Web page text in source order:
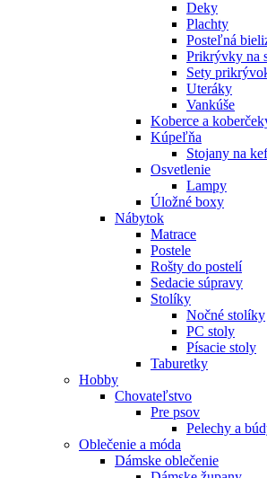
Deky
Plachty
Posteľná
Prikrývky na
Sety
Uteráky
Vankúše
Koberce a
Kúpeľňa
Stojany na
Osvetlenie
Lampy
Úložné boxy
Nábytok
Matrace
Postele
Rošty do postelí
Sedacie súpravy
Stolíky
Nočné stolíky
PC stoly
Písacie stoly
Taburetky
Hobby
Chovateľstvo
Pre psov
Pelechy a
Oblečenie a móda
Dámske oblečenie